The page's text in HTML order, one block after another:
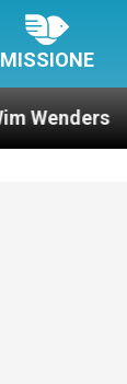
MISSIONE